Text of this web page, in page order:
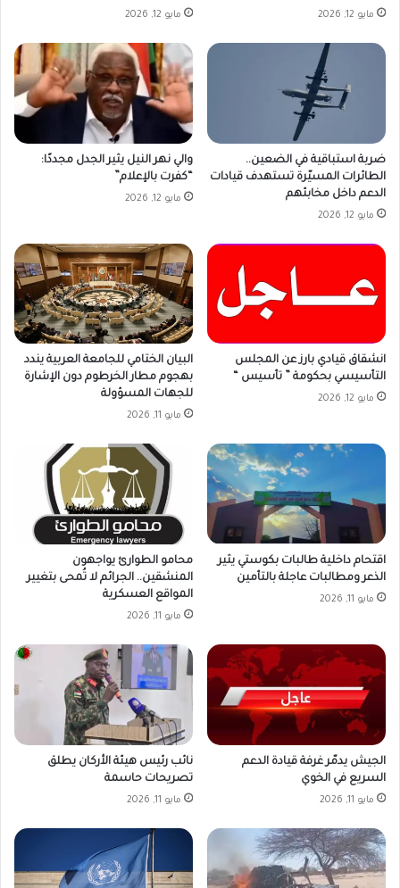
مايو 12, 2026 مايو 12, 2026
ضربة استباقية في الضعين..
الطائرات المسيّرة تستهدف قيادات
الدعم داخل مخابئهم
مايو 12, 2026
والي نهر النيل يثير الجدل مجددًا:
“كفرت بالإعلام”
مايو 12, 2026
انشقاق قيادي بارز عن المجلس
التأسيسي بحكومة ” تأسيس “
مايو 12, 2026
البيان الختامي للجامعة العربية يندد
بهجوم مطار الخرطوم دون الإشارة
للجهات المسؤولة
مايو 11, 2026
اقتحام داخلية طالبات بكوستي يثير
الذعر ومطالبات عاجلة بالتأمين
مايو 11, 2026
محامو الطوارئ يواجهون
المنشقين.. الجرائم لا تُمحى بتغيير
المواقع العسكرية
مايو 11, 2026
الجيش يدمّر غرفة قيادة الدعم
السريع في الخوي
مايو 11, 2026
نائب رئيس هيئة الأركان يطلق
تصريحات حاسمة
مايو 11, 2026